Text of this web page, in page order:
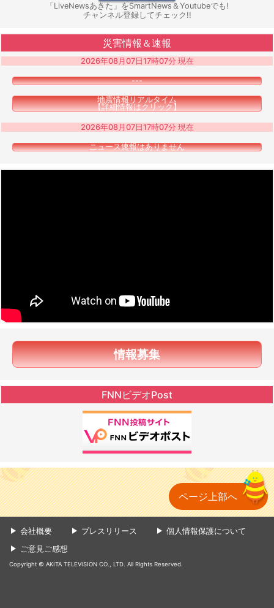
「LiveNewsあきた」をSmartNews＆Youtubeでも!
チャンネル登録してチェック!!
災害情報＆速報
2026年08月07日17時07分 現在
---
地震情報リアルタイム
【詳細情報はクリック】
2026年08月07日17時07分 現在
ニュース速報はありません
情報募集
FNNビデオPost
ページ上部へ
会社概要 プレスリリース
個人情報保護について
ご意見ご感想
Copyright © AKITA TELEVISION CO., LTD. All Rights Reserved.